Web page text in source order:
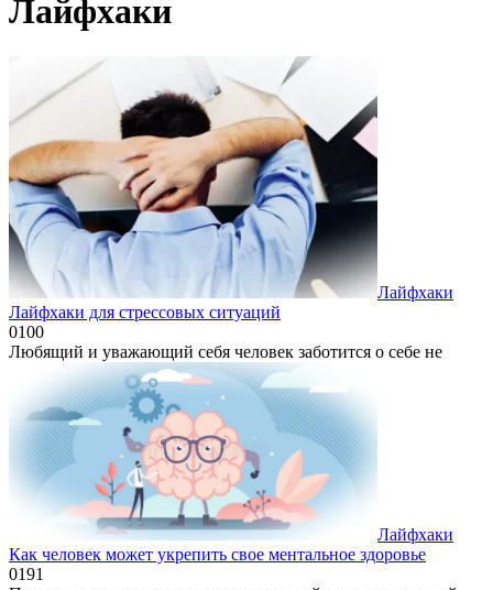
Лайфхаки
Лайфхаки
Лайфхаки для стрессовых ситуаций
0100
Любящий и уважающий себя человек заботится о себе не
Лайфхаки
Как человек может укрепить свое ментальное здоровье
0191